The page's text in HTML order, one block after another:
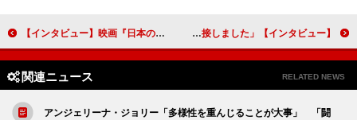
【インタビュー】映画『日本の娘』デジタル復元版 森崎ウィン 日本とミャンマーの懸け橋になるべく「僕自身も頑張らなければいけないと使命感に駆られています」 【インタビュー】映画『駅までの道をおしえて』新津ちせ「『オーディションに受かった』と聞いたときは、頭が真っ白でした」笈田ヨシ「『子役だから』と特別なことはなく、一緒に仕事をする相手として接しました」
関連ニュース RELATED NEWS
アンジェリーナ・ジョリー「多様性を重んじることが大事」 「闘